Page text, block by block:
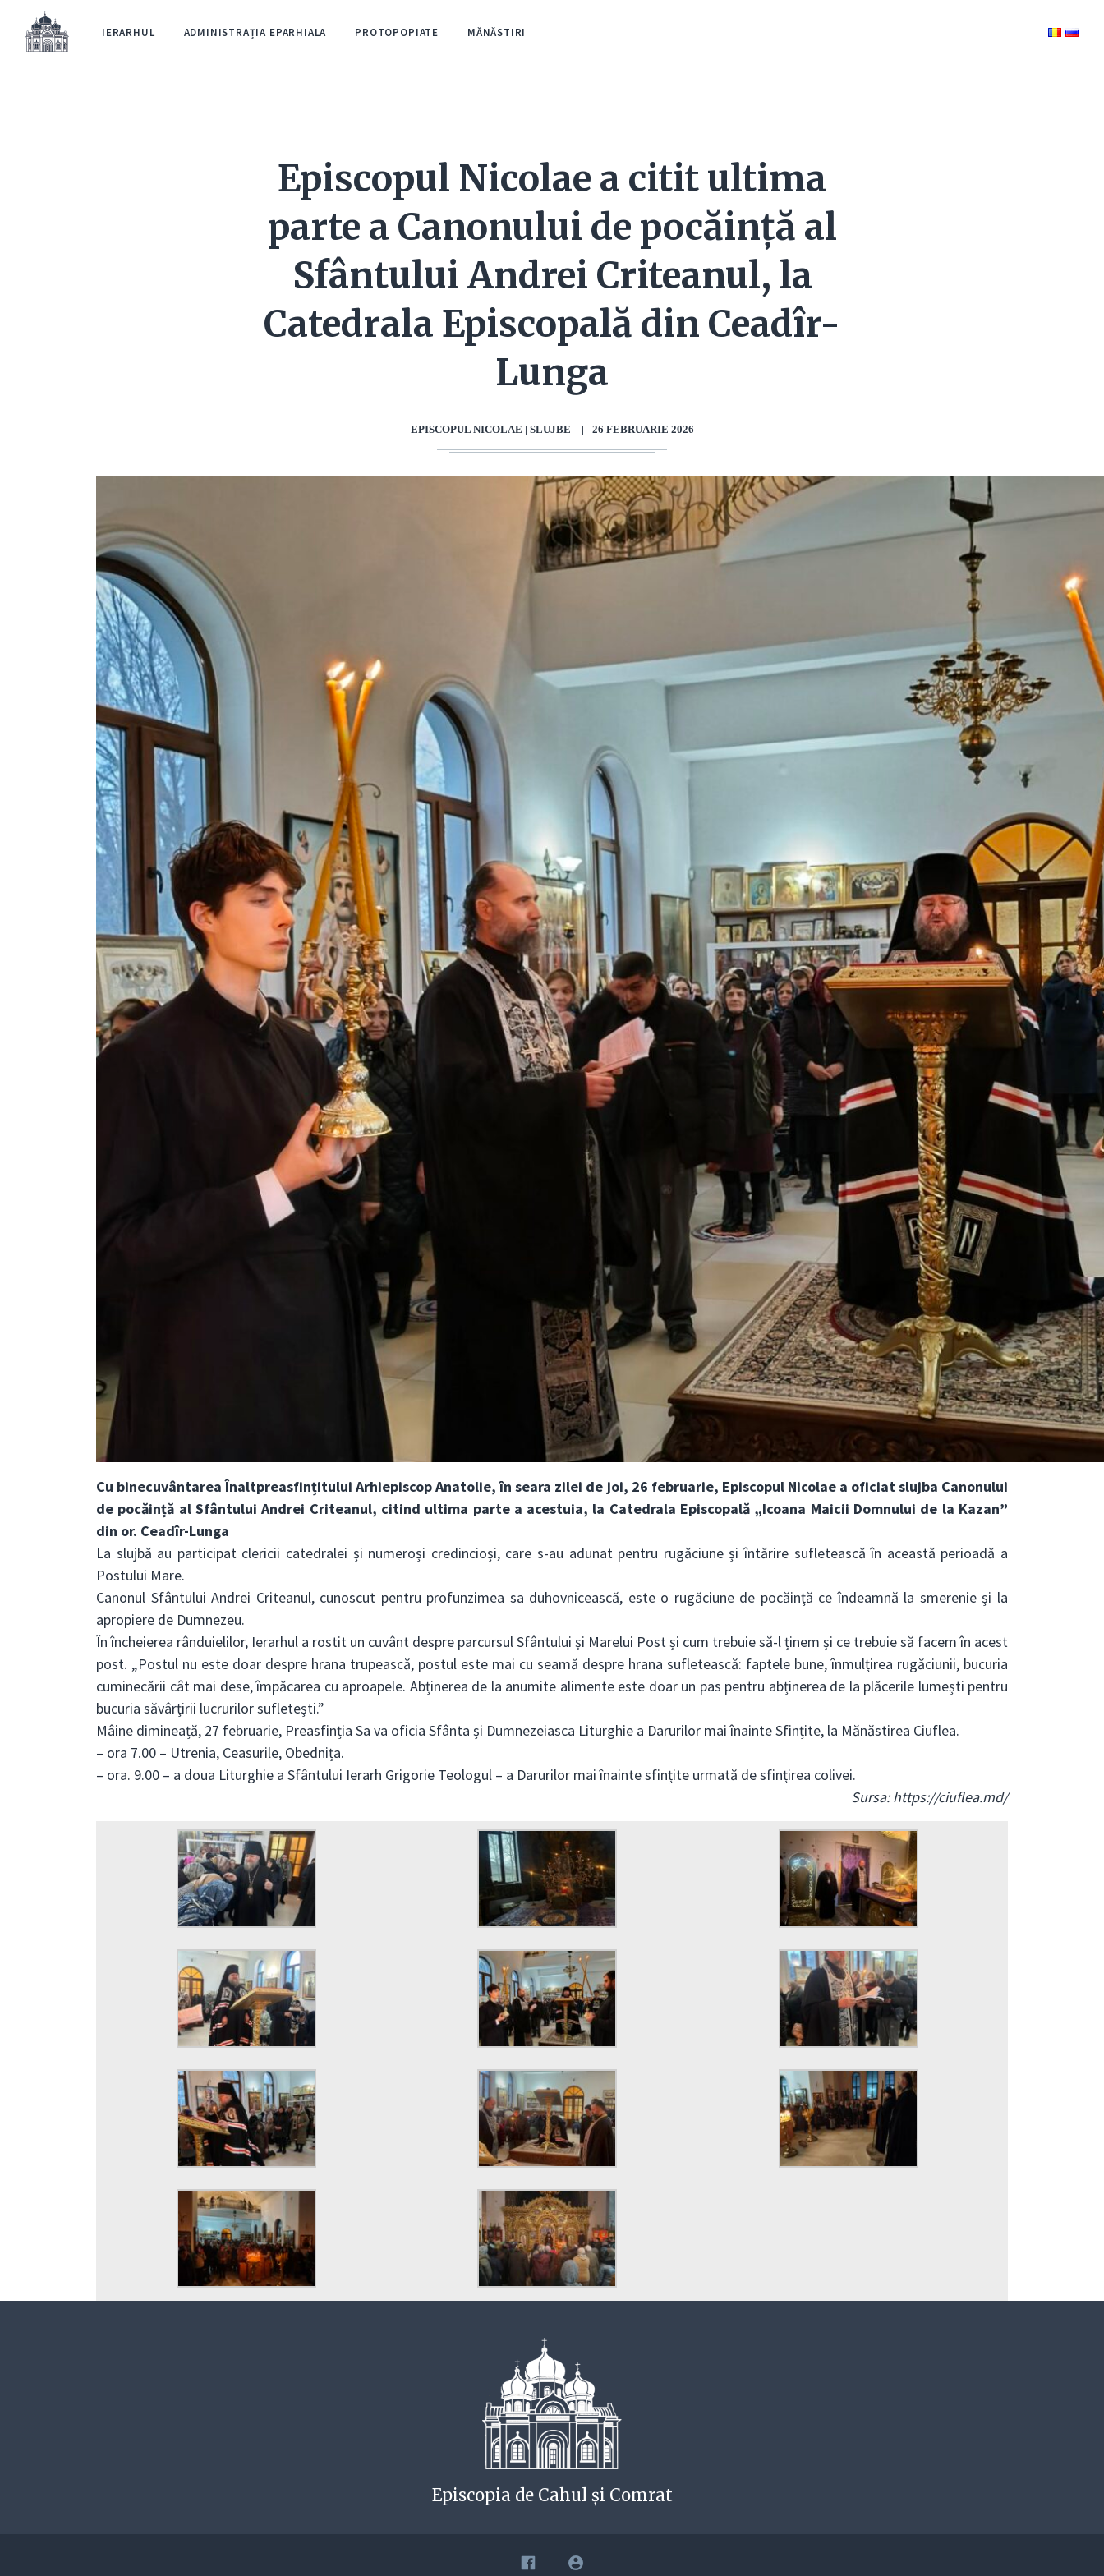
IERARHUL ADMINISTRAȚIA EPARHIALA PROTOPOPIATE MĂNĂSTIRI
Episcopul Nicolae a citit ultima
parte a Canonului de pocăință al
Sfântului Andrei Criteanul, la
Catedrala Episcopală din Ceadîr-
Lunga
EPISCOPUL NICOLAE | SLUJBE | 26 FEBRUARIE 2026
Cu binecuvântarea Înaltpreasfințitului Arhiepiscop Anatolie, în seara zilei de joi, 26 februarie, Episcopul Nicolae a oficiat slujba Canonului
de pocăință al Sfântului Andrei Criteanul, citind ultima parte a acestuia, la Catedrala Episcopală „Icoana Maicii Domnului de la Kazan”
din or. Ceadîr-Lunga
La slujbă au participat clericii catedralei și numeroși credincioși, care s-au adunat pentru rugăciune și întărire sufletească în această perioadă a
Postului Mare.
Canonul Sfântului Andrei Criteanul, cunoscut pentru profunzimea sa duhovnicească, este o rugăciune de pocăință ce îndeamnă la smerenie și la
apropiere de Dumnezeu.
În încheierea rânduielilor, Ierarhul a rostit un cuvânt despre parcursul Sfântului și Marelui Post și cum trebuie să-l ținem și ce trebuie să facem în acest
post. „Postul nu este doar despre hrana trupească, postul este mai cu seamă despre hrana sufletească: faptele bune, înmulțirea rugăciunii, bucuria
cuminecării cât mai dese, împăcarea cu aproapele. Abținerea de la anumite alimente este doar un pas pentru abținerea de la plăcerile lumești pentru
bucuria săvârțirii lucrurilor sufletești.”
Mâine dimineață, 27 februarie, Preasfinția Sa va oficia Sfânta și Dumnezeiasca Liturghie a Darurilor mai înainte Sfințite, la Mănăstirea Ciuflea.
– ora 7.00 – Utrenia, Ceasurile, Obednița.
– ora. 9.00 – a doua Liturghie a Sfântului Ierarh Grigorie Teologul – a Darurilor mai înainte sfințite urmată de sfințirea colivei.
Sursa: https://ciuflea.md/
Episcopia de Cahul și Comrat